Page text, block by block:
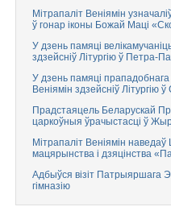
Мітрапаліт Веніямін
ў гонар іконы Божай Маці
У дзень памяці
здзейсніў Літургію ў Петра-
У дзень памяці прападобнага
Веніямін здзейсніў Літургію
Прадстаяцель Беларускай
царкоўныя ўрачыстасці ў
Мітрапаліт Веніямін
мацярынства і дзяцінства
Адбыўся візіт Патрыяршага
гімназію